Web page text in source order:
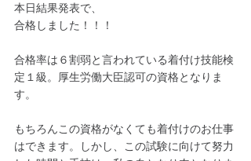
本日結果発表で、
合格しました！！！
合格率は６割弱と言われている着付け技能検
定１級。厚生労働大臣認可の資格となりま
す。
もちろんこの資格がなくても着付けのお仕事
はできます。しかし、この試験に向けて努力